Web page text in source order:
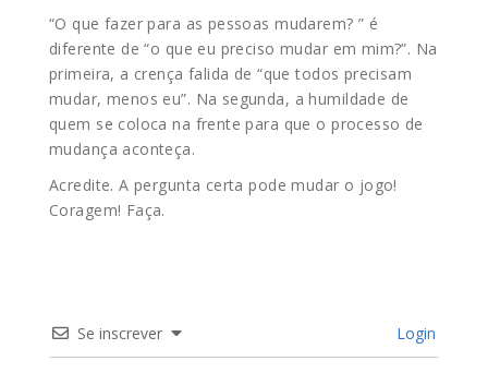
“O que fazer para as pessoas mudarem? ” é
diferente de “o que eu preciso mudar em mim?”. Na
primeira, a crença falida de “que todos precisam
mudar, menos eu”. Na segunda, a humildade de
quem se coloca na frente para que o processo de
mudança aconteça.
Acredite. A pergunta certa pode mudar o jogo!
Coragem! Faça.
Se inscrever Login